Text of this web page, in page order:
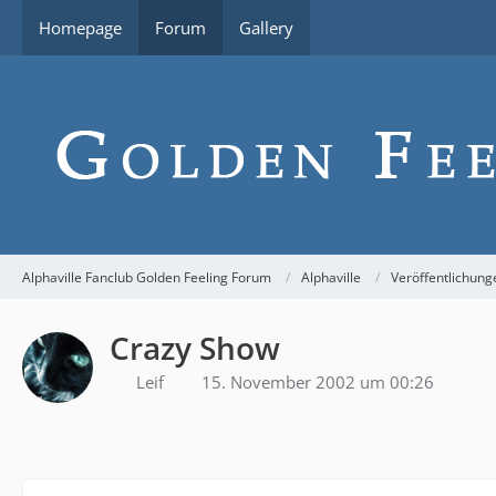
Homepage Forum Gallery
Alphaville Fanclub Golden Feeling Forum Alphaville
Crazy Show
Leif 15. November 2002 um 00:26